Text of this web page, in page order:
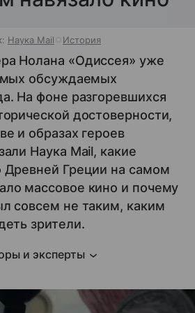
Наука Mail История
Нолана «Одиссея» уже
обсуждаемых
На фоне разгоревшихся
достоверности,
и образах героев
Наука Mail, какие
Древней Греции на самом
массовое кино и почему
совсем не таким, каким
зрители.
и эксперты